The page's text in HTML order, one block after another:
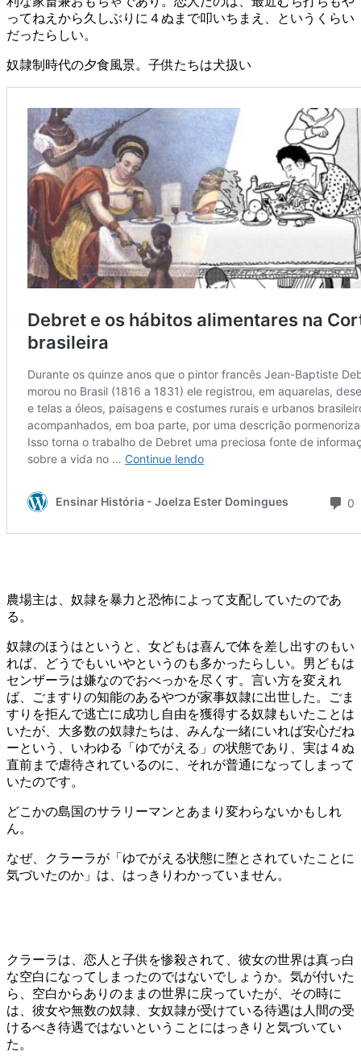
ってねえから久しぶりに４ぬまで叩いちまえ、というくらい
だったらしい。
奴隷制時代の夕食風景。子供たちは犬扱い
農場主は、奴隷を暴力と恐怖によって支配していたのであ
る。
奴隷のほうはというと、女どもは喜んで体を差し出すのもい
れば、どうでもいいやというのも多かったらしい。男どもは
センザーラは嫌なのでおべっかを尽くす。言い方を変えれ
ば、ごますりの知能のあるやつが家事奴隷に出世した。ごま
すりを拒んで逃亡に成功し自由を獲得する奴隷もいたことは
いたが、大多数の奴隷たちは、みんな一緒にいれば安心だね
ーという、いわゆる「ゆでがえる」の状態であり、実は４ぬ
直前まで虐待されているのに、それが普通になってしまって
いたのです。
どこかの島国のサラリーマンとあまり変わらないかもしれ
ん。
なぜ、クラーラが「ゆでがえる状態に堕とされていたことに
気づいたのか」は、はっきりわかっていません。
クラーラは、恋人と子供を惨殺されて、彼女の世界は真っ白
な空白になってしまったのではないでしょうか。気が付いた
ら、空白からありのままの世界に戻っていたが、その時に
は、彼女や無数の奴隷、女奴隷が受けている待遇は人間の受
けるべき待遇ではないということにはっきりと気づいてい
た。